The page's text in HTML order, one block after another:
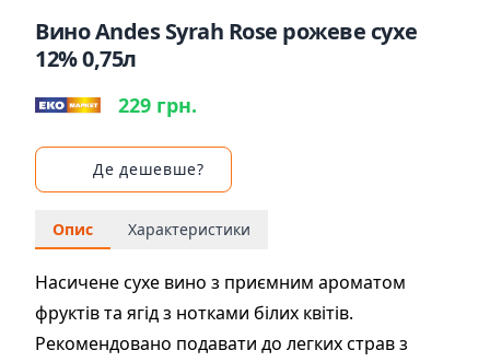
Вино Andes Syrah Rose рожеве сухе
12% 0,75л
229 грн.
Де дешевше?
Опис Характеристики
Насичене сухе вино з приємним ароматом
фруктів та ягід з нотками білих квітів.
Рекомендовано подавати до легких страв з